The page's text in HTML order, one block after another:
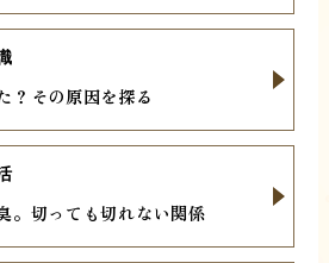
？その原因を探る
。切っても切れない関係